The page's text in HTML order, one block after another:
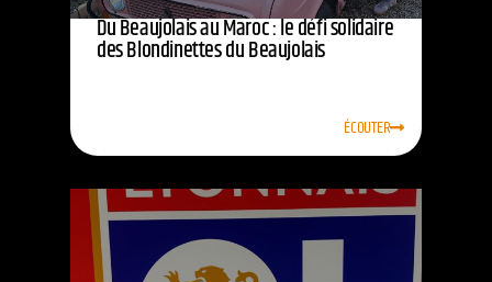
Du Beaujolais au Maroc : le défi solidaire
des Blondinettes du Beaujolais
ÉCOUTER